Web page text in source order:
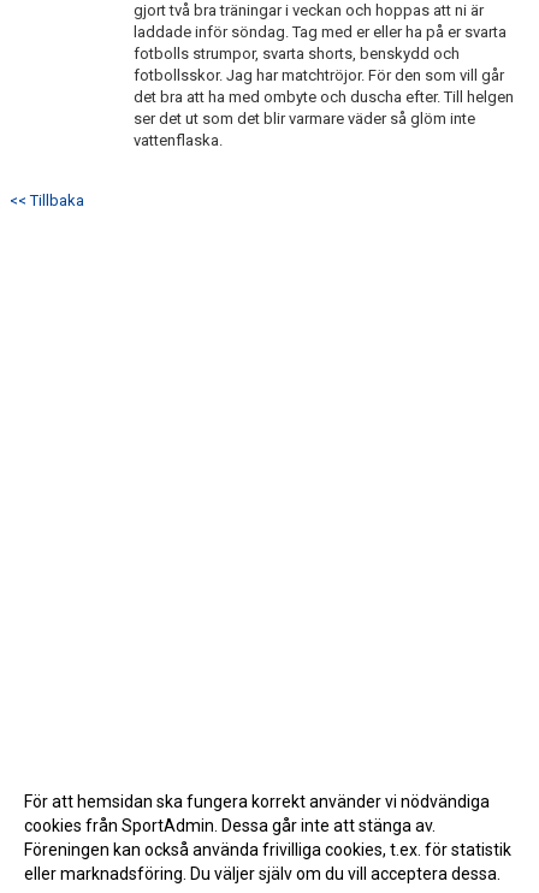
gjort två bra träningar i veckan och hoppas att ni är
laddade inför söndag. Tag med er eller ha på er svarta
fotbolls strumpor, svarta shorts, benskydd och
fotbollsskor. Jag har matchtröjor. För den som vill går
det bra att ha med ombyte och duscha efter. Till helgen
ser det ut som det blir varmare väder så glöm inte
vattenflaska.
<< Tillbaka
För att hemsidan ska fungera korrekt använder vi nödvändiga
cookies från SportAdmin. Dessa går inte att stänga av.
Föreningen kan också använda frivilliga cookies, t.ex. för statistik
eller marknadsföring. Du väljer själv om du vill acceptera dessa.